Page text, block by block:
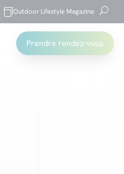
 Outdoor Lifestyle Magazine
Prendre rendez-vous